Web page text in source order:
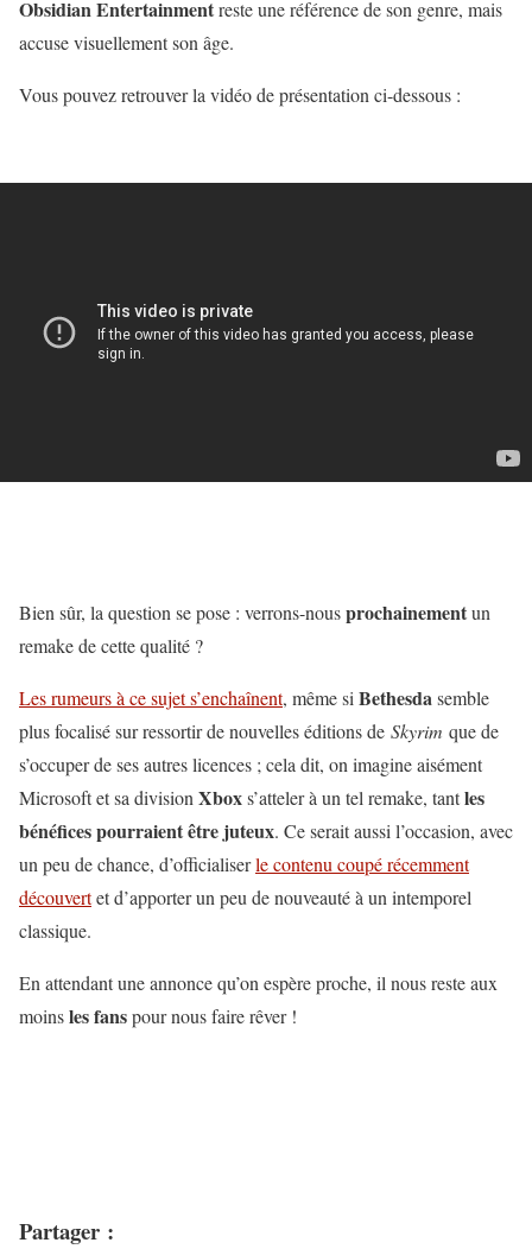
Obsidian Entertainmentreste une référence de son genre, mais
accuse visuellement son âge.
Vous pouvez retrouver la vidéo de présentation ci-dessous :
Bien sûr, la question se pose : verrons-nousprochainementun
remake de cette qualité ?
Les rumeurs à ce sujet s’enchaînent, même si Bethesdasemble
plus focalisé sur ressortir de nouvelles éditions de Skyrim que de
s’occuper de ses autres licences ; cela dit, on imagine aisément
Microsoft et sa division Xboxs’atteler à un tel remake, tantles
bénéfices pourraient être juteux. Ce serait aussi l’occasion, avec
un peu de chance, d’officialiserle contenu coupé récemment
découvertet d’apporter un peu de nouveauté à un intemporel
classique.
En attendant une annonce qu’on espère proche, il nous reste aux
moinsles fanspour nous faire rêver !
Partager :